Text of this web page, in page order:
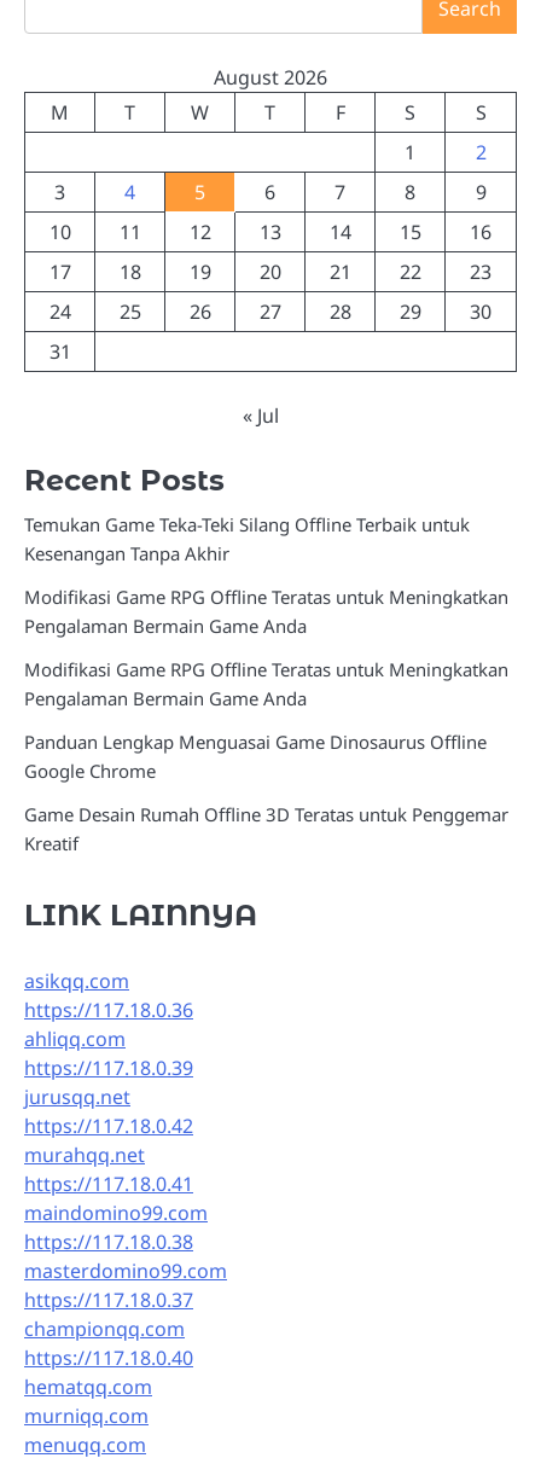
Search
August 2026
M
T W T F S
S
1
2
3
4 5 6 7 8
9
10
11 12 13 14 15
16
17
18 19 20 21 22
23
24
25 26 27 28 29
30
31
« Jul
Recent Posts
Temukan Game Teka-Teki Silang Offline Terbaik untuk
Kesenangan Tanpa Akhir
Modifikasi Game RPG Offline Teratas untuk Meningkatkan
Pengalaman Bermain Game Anda
Modifikasi Game RPG Offline Teratas untuk Meningkatkan
Pengalaman Bermain Game Anda
Panduan Lengkap Menguasai Game Dinosaurus Offline
Google Chrome
Game Desain Rumah Offline 3D Teratas untuk Penggemar
Kreatif
LINK LAINNYA
asikqq.com
https://117.18.0.36
ahliqq.com
https://117.18.0.39
jurusqq.net
https://117.18.0.42
murahqq.net
https://117.18.0.41
maindomino99.com
https://117.18.0.38
masterdomino99.com
https://117.18.0.37
championqq.com
https://117.18.0.40
hematqq.com
murniqq.com
menuqq.com